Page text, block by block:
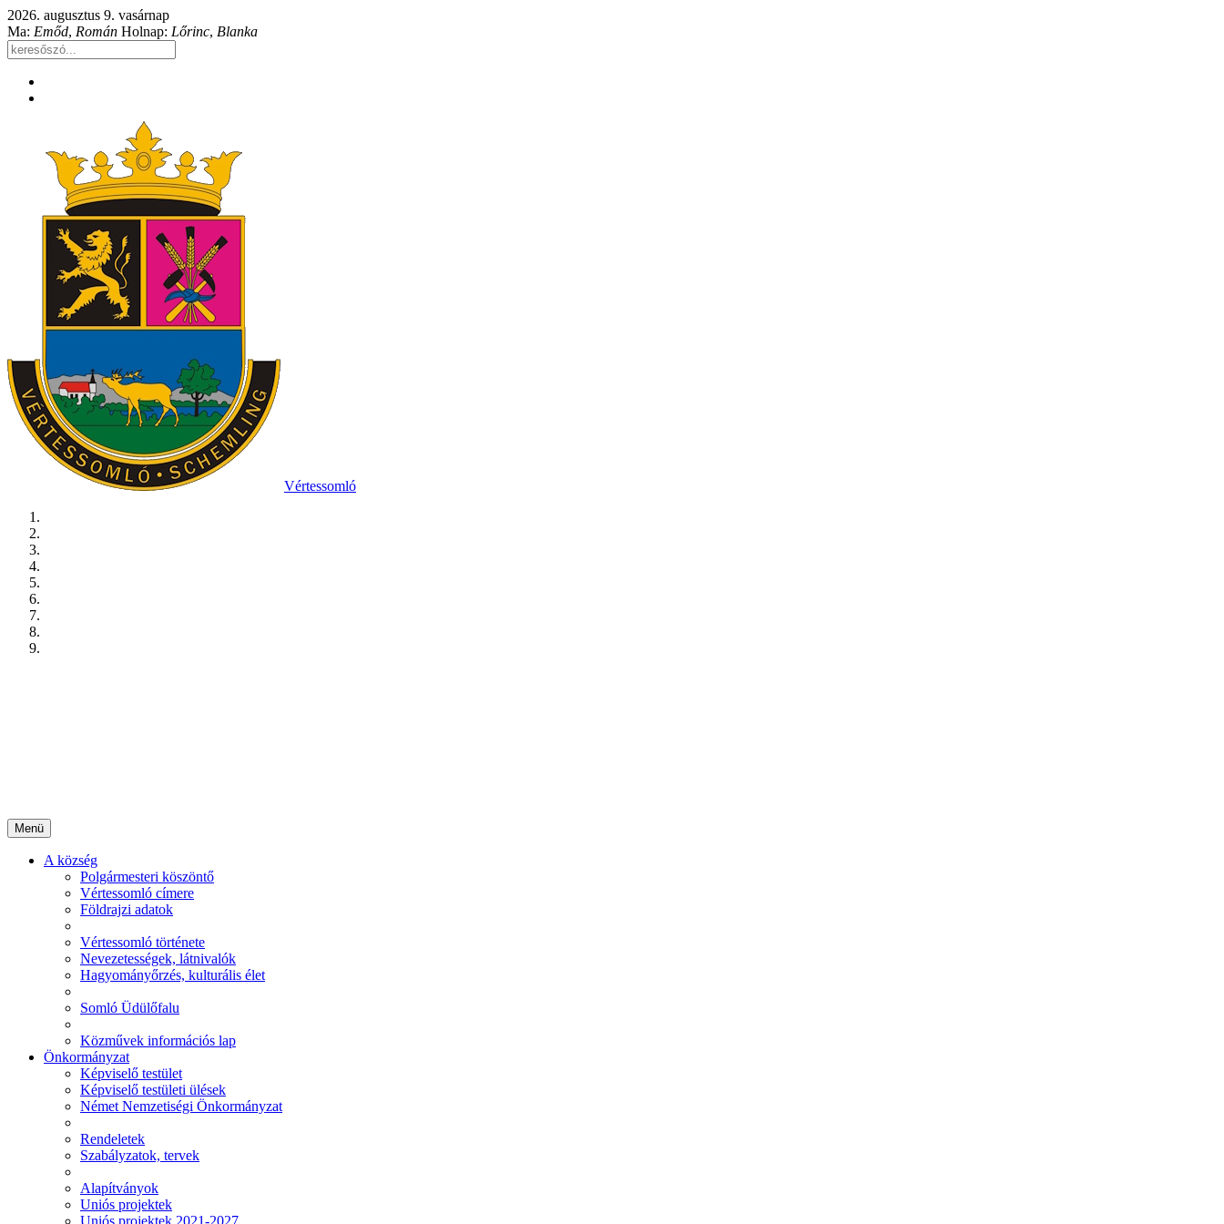
2026. augusztus 9. vasárnap
Ma: Emőd, Román Holnap: Lőrinc, Blanka
Vértessomló
Menü
A község
Polgármesteri köszöntő
Vértessomló címere
Földrajzi adatok
Vértessomló története
Nevezetességek, látnivalók
Hagyományőrzés, kulturális élet
Somló Üdülőfalu
Közművek információs lap
Önkormányzat
Képviselő testület
Képviselő testületi ülések
Német Nemzetiségi Önkormányzat
Rendeletek
Szabályzatok, tervek
Alapítványok
Uniós projektek
Uniós projektek 2021-2027